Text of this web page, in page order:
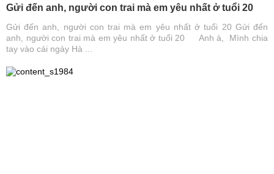
Gửi đến anh, người con trai mà em yêu nhất ở tuổi 20
Gửi đến anh, người con trai mà em yêu nhất ở tuổi 20 Gửi đến
anh, người con trai mà em yêu nhất ở tuổi 20 Anh à, Mình chia
tay vào cái ngày Hà ...